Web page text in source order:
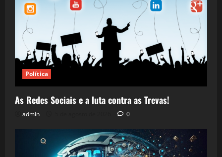
Política
As Redes Sociais e a luta contra as Trevas!
admin 0